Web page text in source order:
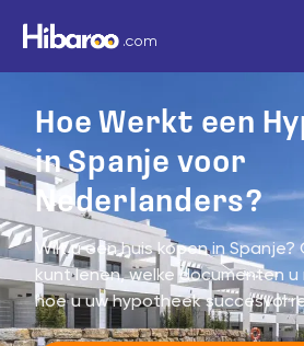
Hoe Werkt een
in Spanje voor
Nederlanders?
Wilt u een huis kopen in
kunt lenen, welke documenten
hoe u uw hypotheek succesvol
.com